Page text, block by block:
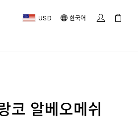
USD 한국어
코 알베오메쉬